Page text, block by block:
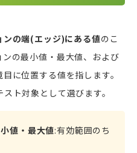
ンの端(エッジ)にある値のこ
の最小値・最大値、および
に位置する値を指します。
ト対象として選びます。
値・最大値:有効範囲のち